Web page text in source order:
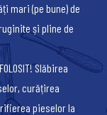
mari (pe bune) de
și pline de
Slăbirea
curățirea
pieselor la